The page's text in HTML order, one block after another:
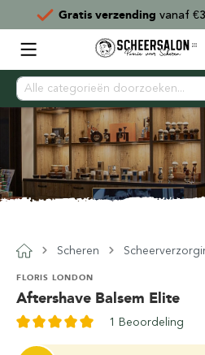
Voor15:00
Scheren
Aftershave Balsem Elite
FLORIS LONDON
1 Beoordeling